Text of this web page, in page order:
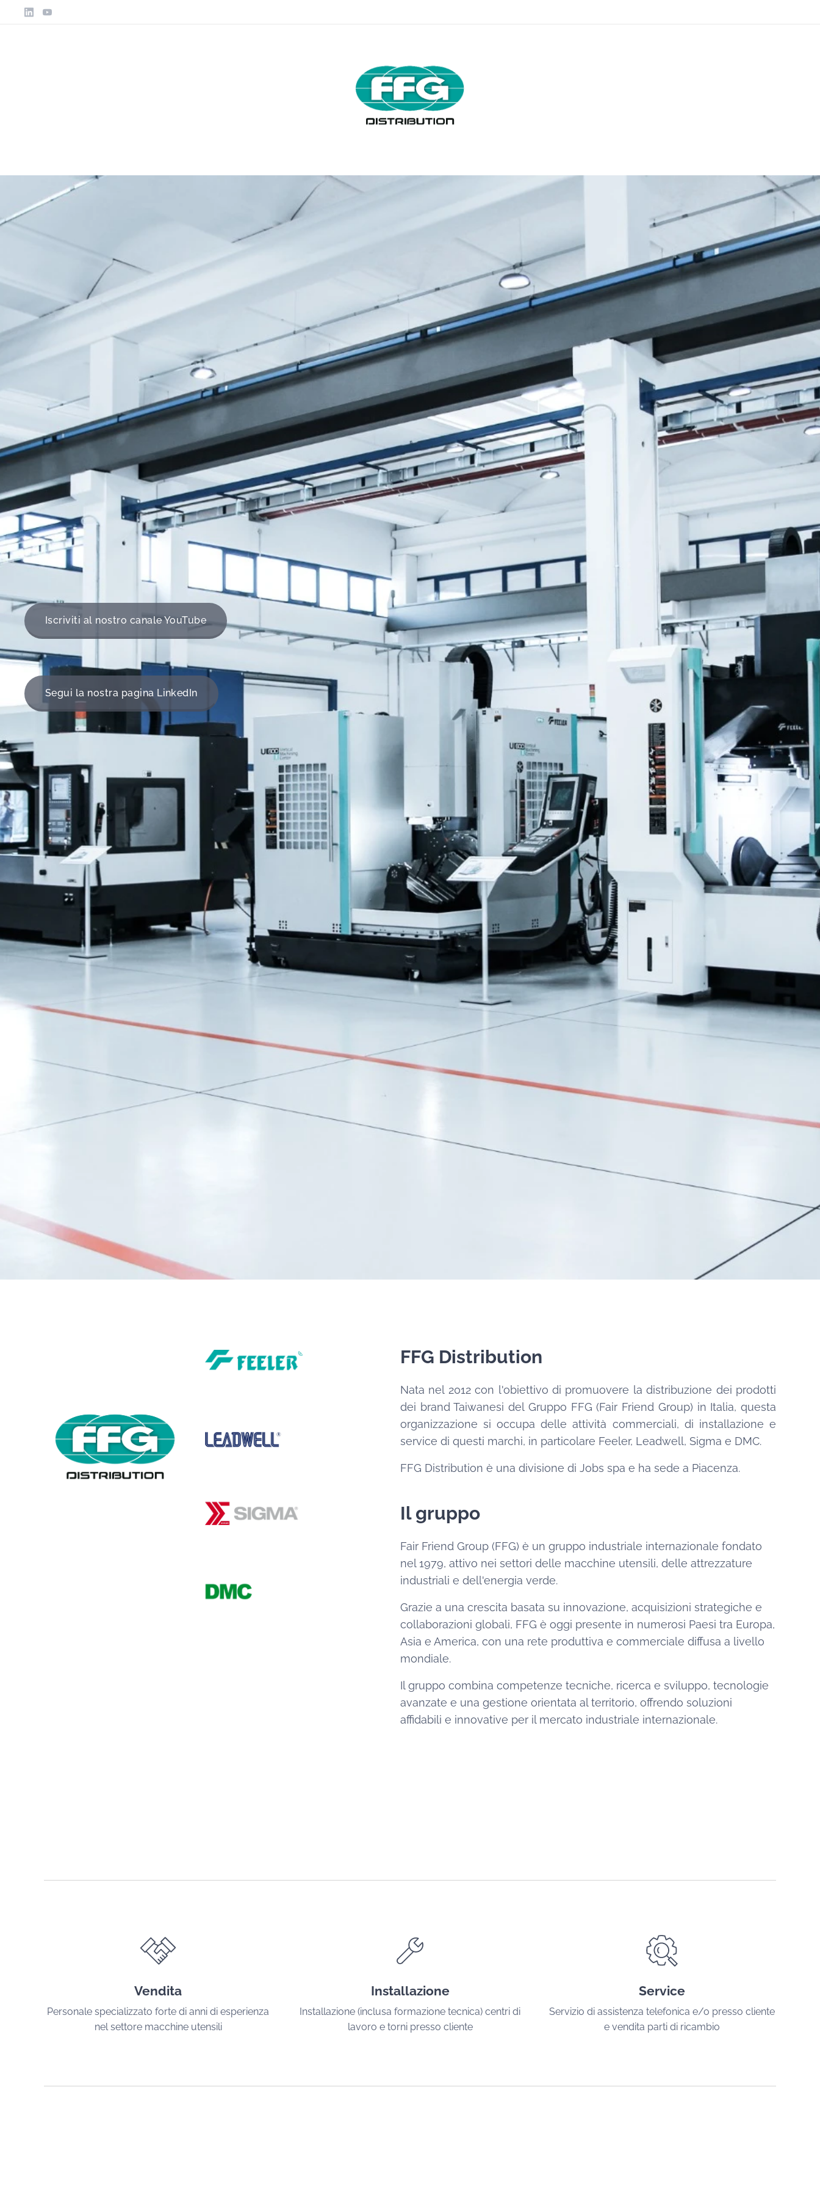
Iscriviti al nostro canale YouTube
Segui la nostra pagina LinkedIn
FFG Distribution
Nata nel 2012 con l'obiettivo di promuovere la distribuzione dei prodotti
dei brand Taiwanesi del Gruppo FFG (Fair Friend Group) in Italia, questa
organizzazione si occupa delle attività commerciali, di installazione e
service di questi marchi, in particolare Feeler, Leadwell, Sigma e DMC.
FFG Distribution è una divisione di Jobs spa e ha sede a Piacenza.
Il gruppo
Fair Friend Group (FFG) è un gruppo industriale internazionale fondato
nel 1979, attivo nei settori delle macchine utensili, delle attrezzature
industriali e dell'energia verde.
Grazie a una crescita basata su innovazione, acquisizioni strategiche e
collaborazioni globali, FFG è oggi presente in numerosi Paesi tra Europa,
Asia e America, con una rete produttiva e commerciale diffusa a livello
mondiale.
Il gruppo combina competenze tecniche, ricerca e sviluppo, tecnologie
avanzate e una gestione orientata al territorio, offrendo soluzioni
affidabili e innovative per il mercato industriale internazionale.
Vendita
Personale specializzato forte di anni di esperienza
nel settore macchine utensili
Installazione
Installazione (inclusa formazione tecnica) centri di
lavoro e torni presso cliente
Service
Servizio di assistenza telefonica e/o presso cliente
e vendita parti di ricambio